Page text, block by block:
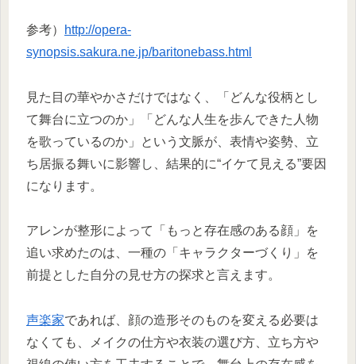
参考）
http://opera-
synopsis.sakura.ne.jp/baritonebass.html
見た目の華やかさだけではなく、「どんな役柄とし
て舞台に立つのか」「どんな人生を歩んできた人物
を歌っているのか」という文脈が、表情や姿勢、立
ち居振る舞いに影響し、結果的に“イケて見える”要因
になります。
アレンが整形によって「もっと存在感のある顔」を
追い求めたのは、一種の「キャラクターづくり」を
前提とした自分の見せ方の探求と言えます。
声楽家であれば、顔の造形そのものを変える必要は
なくても、メイクの仕方や衣装の選び方、立ち方や